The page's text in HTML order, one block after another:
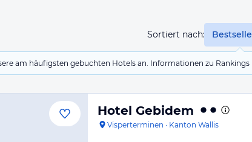
Sortiert nach:
am häufigsten gebuchten Hotels an. Informationen zu
Hotel Gebidem
Visperterminen · Kanton Wallis